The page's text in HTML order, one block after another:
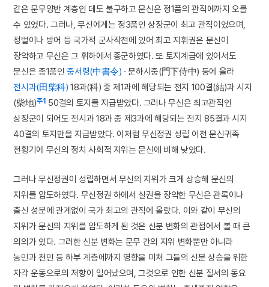
같은 문무양반 계층인 데도 불구하고 문신은 정1품의 관직에까지 오를
수 있었다. 그러나, 무신에게는 정3품인 상장군이 최고 관직이었으며,
정벌이나 방어 등 국가적 군사작전에 있어 최고 지휘권은 문신이
장악하고 무신은 그 휘하에서 종군하였다. 또 토지계급에 있어서도
문신은 종1품인중서령(中書令) · 문하시중(門下侍中) 등에 올라
전시과(田柴科) 18과(科) 중 제1과에 해당되는 전지 100결(結)과 시지
(柴地)주1 50결의 토지를 지급받았다. 그러나 무신은 최고관직인
상장군이 되어도 전시과 18과 중 제3과에 해당되는 전지 85결과 시지
40결의 토지만을 지급받았다. 이처럼 무신정권 성립 이전 문신귀족
전횡기에 무신의 정치 사회적 지위는 문신에 비해 낮았다.
그러나 무신정권이 성립하면서 무신의 지위가 크게 상승해 문신의
지위를 압도하였다. 무신정권 하에서 실권을 장악한 무신은 관록이나
출신 성분에 관계없이 국가 최고의 관직에 올랐다. 이와 같이 무신의
지위가 문신의 지위를 압도하게 된 것은 신분 변화의 관점에서 볼 때 큰
의의가 있다. 그러한 신분 변화는 문무 간의 지위 변화뿐만 아니라
농민과 천민 등 하부 계층에까지 영향을 미쳐 그들의 신분 상승을 위한
자각 운동으로의 저항이 일어났으며, 그것으로 인한 신분 질서의 동요